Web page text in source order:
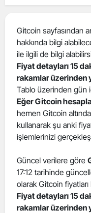
Gitcoin sayfasından
hakkında bilgi
ile ilgili de bilgi
Fiyat detayları 15
rakamlar üzerinden
Tablo üzerinden gün
Eğer Gitcoin
hemen Gitcoin
kullanarak şu anki
işlemlerinizi
Güncel verilere göre
17:12 tarihinde
olarak Gitcoin
Fiyat detayları 15
rakamlar üzerinden